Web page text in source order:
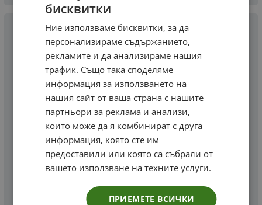
бисквитки
Ние използваме бисквитки, за да
персонализираме съдържанието,
рекламите и да анализираме нашия
трафик. Също така споделяме
информация за използването на
нашия сайт от ваша страна с нашите
партньори за реклама и анализи,
които може да я комбинират с друга
информация, която сте им
предоставили или която са събрали от
вашето използване на техните услуги.
ПРИЕМЕТЕ ВСИЧКИ